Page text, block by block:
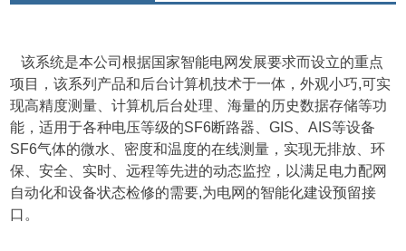
该系统是本公司根据国家智能电网发展要求而设立的重点
项目，该系列产品和后台计算机技术于一体，外观小巧,可实
现高精度测量、计算机后台处理、海量的历史数据存储等功
能，适用于各种电压等级的SF6断路器、GIS、AIS等设备
SF6气体的微水、密度和温度的在线测量，实现无排放、环
保、安全、实时、远程等先进的动态监控，以满足电力配网
自动化和设备状态检修的需要,为电网的智能化建设预留接
口。